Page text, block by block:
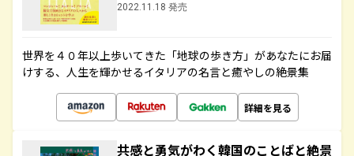
2022.11.18 発売
世界を４０年以上歩いてきた「地球の歩き方」があなたにお届
けする、人生を輝かせるイタリアの名言と癒やしの絶景集
詳細を見る
共感と勇気がわく韓国のことばと絶景